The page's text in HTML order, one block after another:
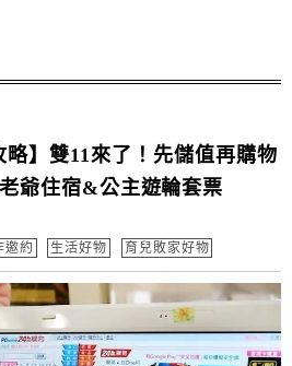
略】雙11來了！先儲值再購物
爺住宿&公主遊輪套票
邀約 生活好物 育兒敗家好物